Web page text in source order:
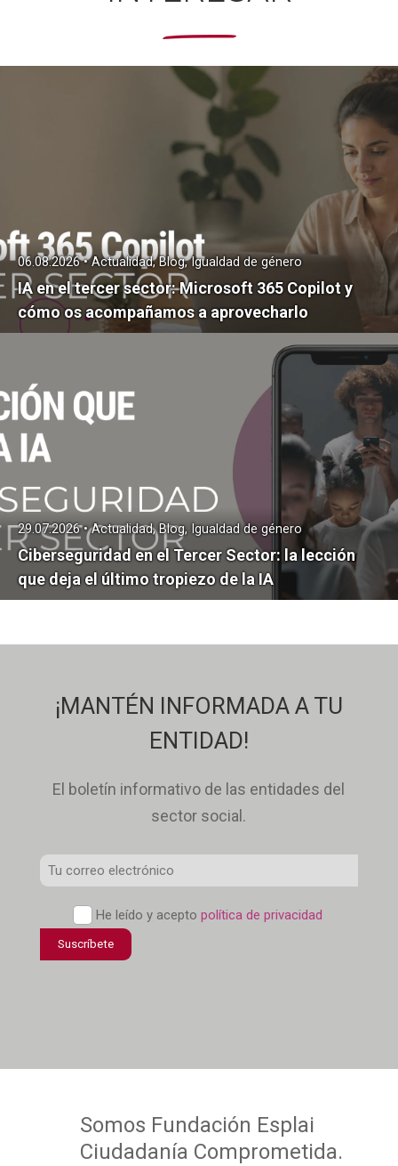
IA en el tercer sector: Microsoft 365 Copilot y
cómo os acompañamos a aprovecharlo
06.08.2026 • Actualidad, Blog, Igualdad de género
Ciberseguridad en el Tercer Sector: la lección
que deja el último tropiezo de la IA
29.07.2026 • Actualidad, Blog, Igualdad de género
¡MANTÉN INFORMADA A TU
ENTIDAD!
El boletín informativo de las entidades del
sector social.
Correo
Política
confidencialidad
He leído y aceptopolítica de privacidad
Suscríbete
Somos Fundación Esplai
Ciudadanía Comprometida.